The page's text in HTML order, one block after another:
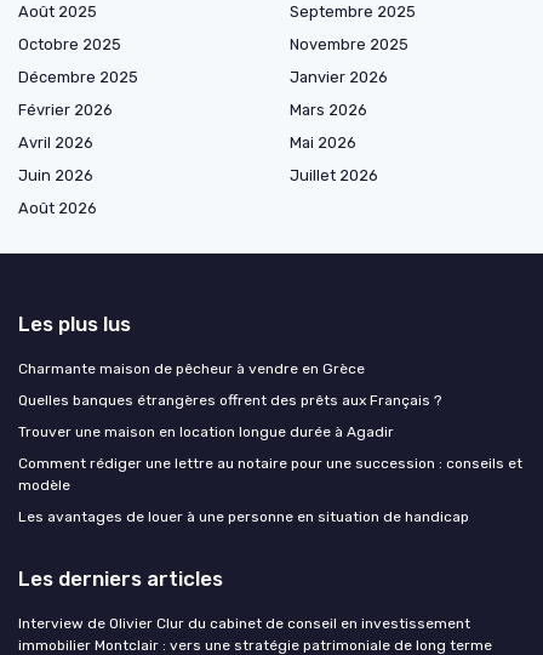
Août 2025
Septembre 2025
Octobre 2025
Novembre 2025
Décembre 2025
Janvier 2026
Février 2026
Mars 2026
Avril 2026
Mai 2026
Juin 2026
Juillet 2026
Août 2026
Les plus lus
Charmante maison de pêcheur à vendre en Grèce
Quelles banques étrangères offrent des prêts aux Français ?
Trouver une maison en location longue durée à Agadir
Comment rédiger une lettre au notaire pour une succession : conseils et
modèle
Les avantages de louer à une personne en situation de handicap
Les derniers articles
Interview de Olivier Clur du cabinet de conseil en investissement
immobilier Montclair : vers une stratégie patrimoniale de long terme